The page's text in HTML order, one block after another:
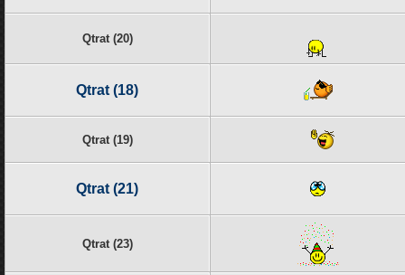
Qtrat (20)
Qtrat (18)
Qtrat (19)
Qtrat (21)
Qtrat (23)